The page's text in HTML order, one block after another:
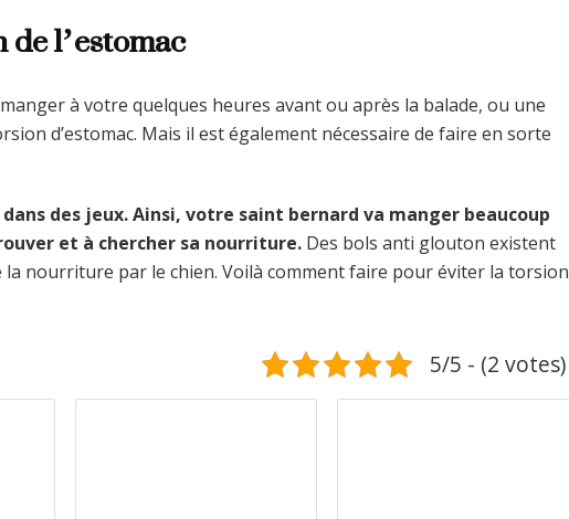
l’estomac
à votre quelques heures avant ou après la balade, ou une
d’estomac. Mais il est également nécessaire de faire en sorte
des jeux. Ainsi, votre saint bernard va manger beaucoup
et à chercher sa nourriture. Des bols anti glouton existent
nourriture par le chien. Voilà comment faire pour éviter la torsion
5/5 - (2 votes)